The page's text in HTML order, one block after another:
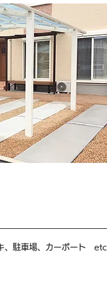
、駐車場、カーポート etc